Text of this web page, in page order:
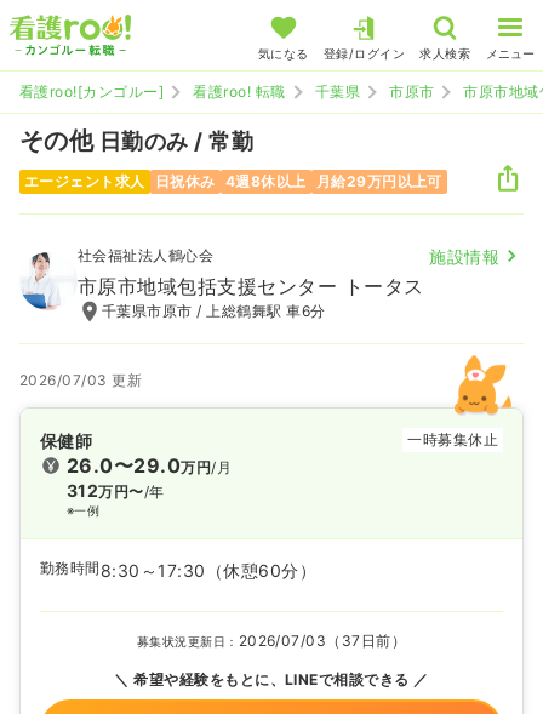
気になる 登録/ログイン 求人検索 メニュー
看護roo![カンゴルー] 看護roo! 転職 千葉県 市原市 市原市地
その他日勤のみ / 常勤
エージェント求人 日祝休み 4週8休以上 月給29万円以上可
社会福祉法人鶴心会 施設情報
市原市地域包括支援センター トータス
千葉県市原市 / 上総鶴舞駅 車6分
2026/07/03 更新
保健師 一時募集休止
26.0〜29.0万円/月
312万円〜/年
※一例
勤務時間 8:30～17:30 （休憩60分）
募集状況更新日： 2026/07/03（37日前）
希望や経験をもとに、LINEで相談できる